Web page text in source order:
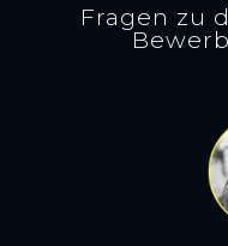
Fragen zu